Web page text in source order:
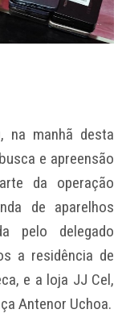
na manhã desta
e apreensão
da operação
de aparelhos
pelo delegado
a residência de
e a loja JJ Cel,
Antenor Uchoa.